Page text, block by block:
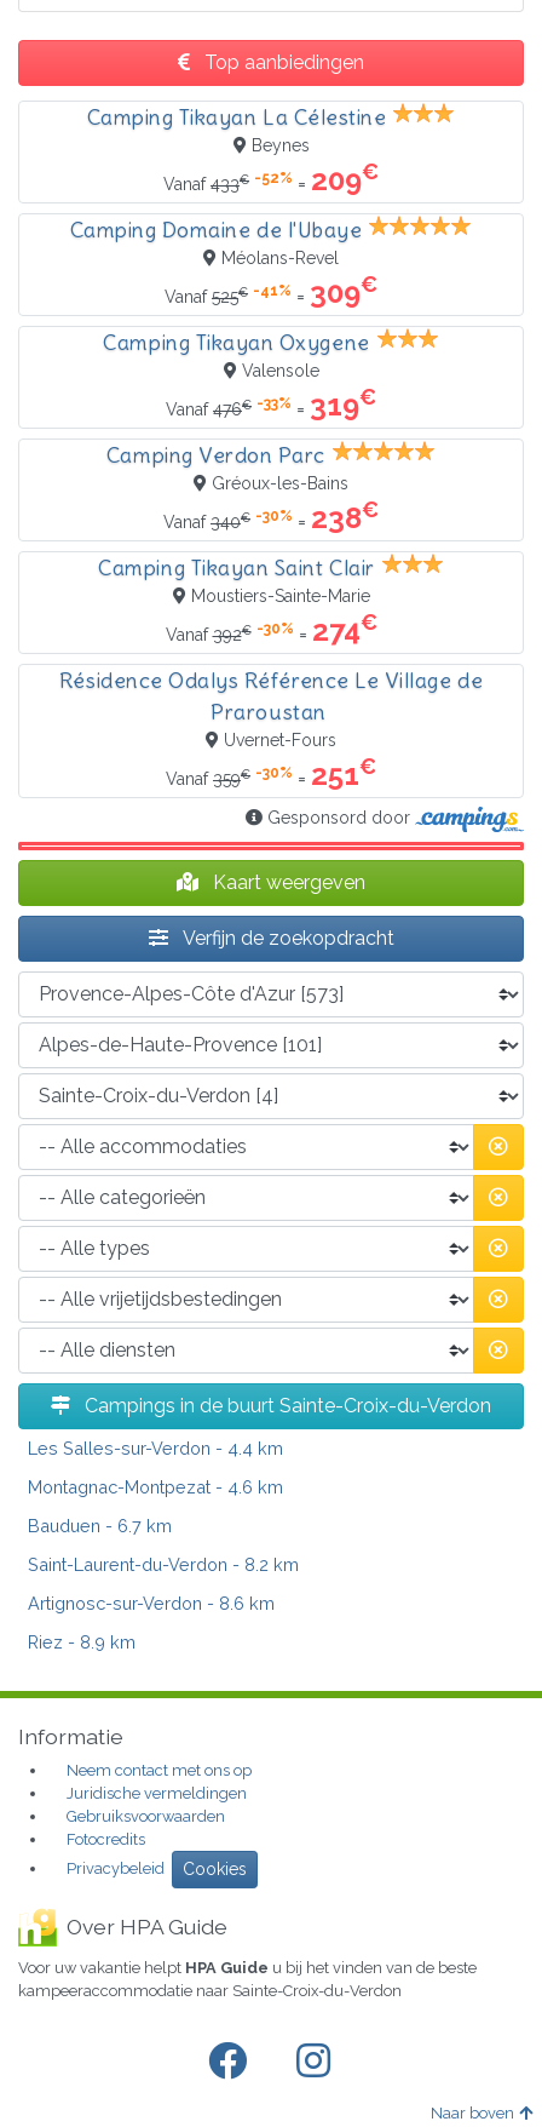
Top aanbiedingen
Camping Tikayan La Célestine
Beynes
Vanaf433€ -52% = 209€
Camping Domaine de l'Ubaye
Méolans-Revel
Vanaf525€ -41% = 309€
Camping Tikayan Oxygene
Valensole
Vanaf476€ -33% = 319€
Camping Verdon Parc
Gréoux-les-Bains
Vanaf340€ -30% = 238€
Camping Tikayan Saint Clair
Moustiers-Sainte-Marie
Vanaf392€ -30% = 274€
Résidence Odalys Référence Le Village de
Praroustan
Uvernet-Fours
Vanaf359€ -30% = 251€
Gesponsord door
Kaart weergeven
Verfijn de zoekopdracht
Campings in de buurt Sainte-Croix-du-Verdon
Les Salles-sur-Verdon - 4.4 km
Montagnac-Montpezat - 4.6 km
Bauduen - 6.7 km
Saint-Laurent-du-Verdon - 8.2 km
Artignosc-sur-Verdon - 8.6 km
Riez - 8.9 km
Informatie
Neem contact met ons op
Juridische vermeldingen
Gebruiksvoorwaarden
Fotocredits
Privacybeleid
Cookies
Over HPA Guide
Voor uw vakantie helpt HPA Guide u bij het vinden van de beste
kampeeraccommodatie naar Sainte-Croix-du-Verdon
Naar boven